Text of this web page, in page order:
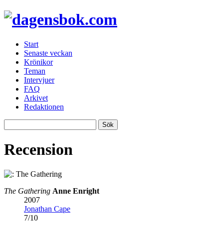
Start
Senaste veckan
Krönikor
Teman
Intervjuer
FAQ
Arkivet
Redaktionen
Recension
The Gathering Anne Enright
2007
Jonathan Cape
7/10